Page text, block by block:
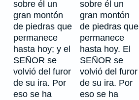
sobre él un
gran montón
de piedras que
permanece
hasta hoy; y el
SEÑOR se
volvió del furor
de su ira. Por
eso se ha
sobre él un
gran montón
de piedras que
permanece
hasta hoy. El
SEÑOR se
volvió del furor
de su ira. Por
eso se ha